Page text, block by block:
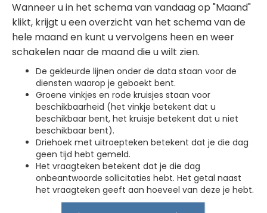
Wanneer u in het schema van vandaag op "Maand"
klikt, krijgt u een overzicht van het schema van de
hele maand en kunt u vervolgens heen en weer
schakelen naar de maand die u wilt zien.
De gekleurde lijnen onder de data staan voor de
diensten waarop je geboekt bent.
Groene vinkjes en rode kruisjes staan voor
beschikbaarheid (het vinkje betekent dat u
beschikbaar bent, het kruisje betekent dat u niet
beschikbaar bent).
Driehoek met uitroepteken betekent dat je die dag
geen tijd hebt gemeld.
Het vraagteken betekent dat je die dag
onbeantwoorde sollicitaties hebt. Het getal naast
het vraagteken geeft aan hoeveel van deze je hebt.